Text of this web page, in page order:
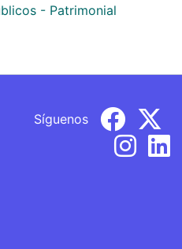
- Patrimonial
Síguenos